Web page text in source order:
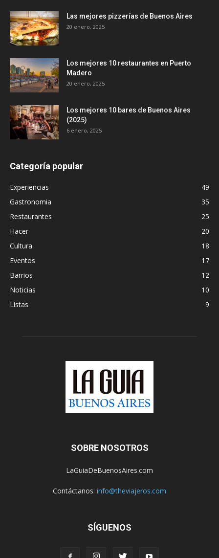
Las mejores pizzerías de Buenos Aires
20 enero, 2025
Los mejores 10 restaurantes en Puerto
Madero
20 enero, 2025
Los mejores 10 bares de Buenos Aires
(2025)
6 enero, 2025
Categoría popular
Experiencias
49
Gastronomia
35
Restaurantes
25
Hacer
20
Cultura
18
Eventos
17
Barrios
12
Noticias
10
Listas
9
SOBRE NOSOTROS
LaGuiaDeBuenosAires.com
Contáctanos: info@theviajeros.com
SÍGUENOS